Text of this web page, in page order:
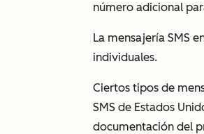
número adicional
La mensajería SMS
individuales.
Ciertos tipos de
SMS de Estados
documentación del